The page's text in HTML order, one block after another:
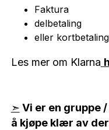
Faktura
delbetaling
eller
Les mer om Klarna
➣ Vi er en gruppe
å kjøpe klær av